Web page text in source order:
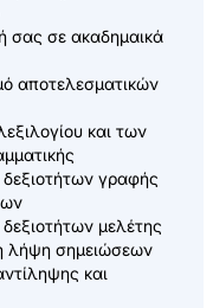
σας σε ακαδημαικά
αποτελεσματικών
και των
γραφής
μελέτης
λήψη σημειώσεων
και